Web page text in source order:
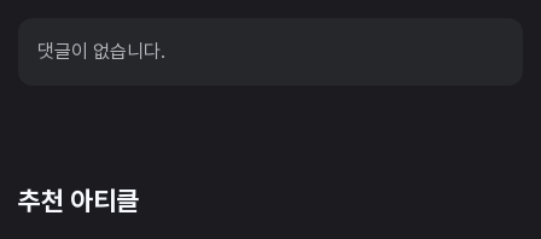
댓글이 없습니다.
추천 아티클